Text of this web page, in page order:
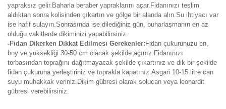
yapraksız gelir.Baharla beraber yapraklarını açar.Fidanınızı teslim
aldıktan sonra kolisinden çıkartın ve gölge bir alanda alın.Su ihtiyacı var
ise hafif sulayın.Sonrasında ise dilediğiniz gün, buharlaşmanın en az
olduğu vakitlerde dikiminizi yapabilirsiniz.
-Fidan Dikerken Dikkat Edilmesi Gerekenler: Fidan çukurunuzu en,
boy ve yüksekliği 30-50 cm olacak şekilde açınız.Fidanınızı
torbasından toprağını dağıtmayacak şekilde çıkartınız ve dik bir şekilde
fidan çukuruna yerleştiriniz ve toprakla kapatınız.Asgari 10-15 litre can
suyu muhakkak veriniz.Dikim gübresi olarak solucan veya leonardit
gübresi verebilirsiniz.